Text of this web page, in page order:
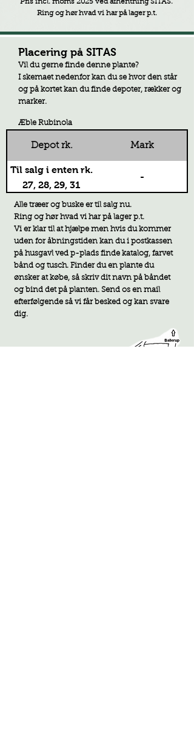
Pris incl. moms 2025 ved afhentning SITAS.
Ring og hør hvad vi har på lager p.t.
Placering på SITAS
Vil du gerne finde denne plante?
I skemaet nedenfor kan du se hvor den står
og på kortet kan du finde depoter, rækker og
marker.
Æble Rubinola
Depot rk. Mark
Til salg i enten rk.
27, 28, 29, 31
-
Alle træer og buske er til salg nu.
Ring og hør hvad vi har på lager p.t.
Vi er klar til at hjælpe men hvis du kommer
uden for åbningstiden kan du i postkassen
på husgavl ved p-plads finde katalog, farvet
bånd og tusch. Finder du en plante du
ønsker at købe, så skriv dit navn på båndet
og bind det på planten. Send os en mail
efterfølgende så vi får besked og kan svare
dig.